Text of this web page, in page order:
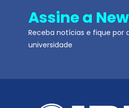
Assine a
Receba notícias e fique por
universidade